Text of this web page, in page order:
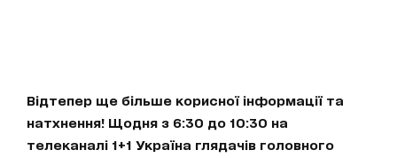
Відтепер ще більше корисної інформації та
натхнення! Щодня з 6:30 до 10:30 на
телеканалі 1+1 Україна глядачів головного